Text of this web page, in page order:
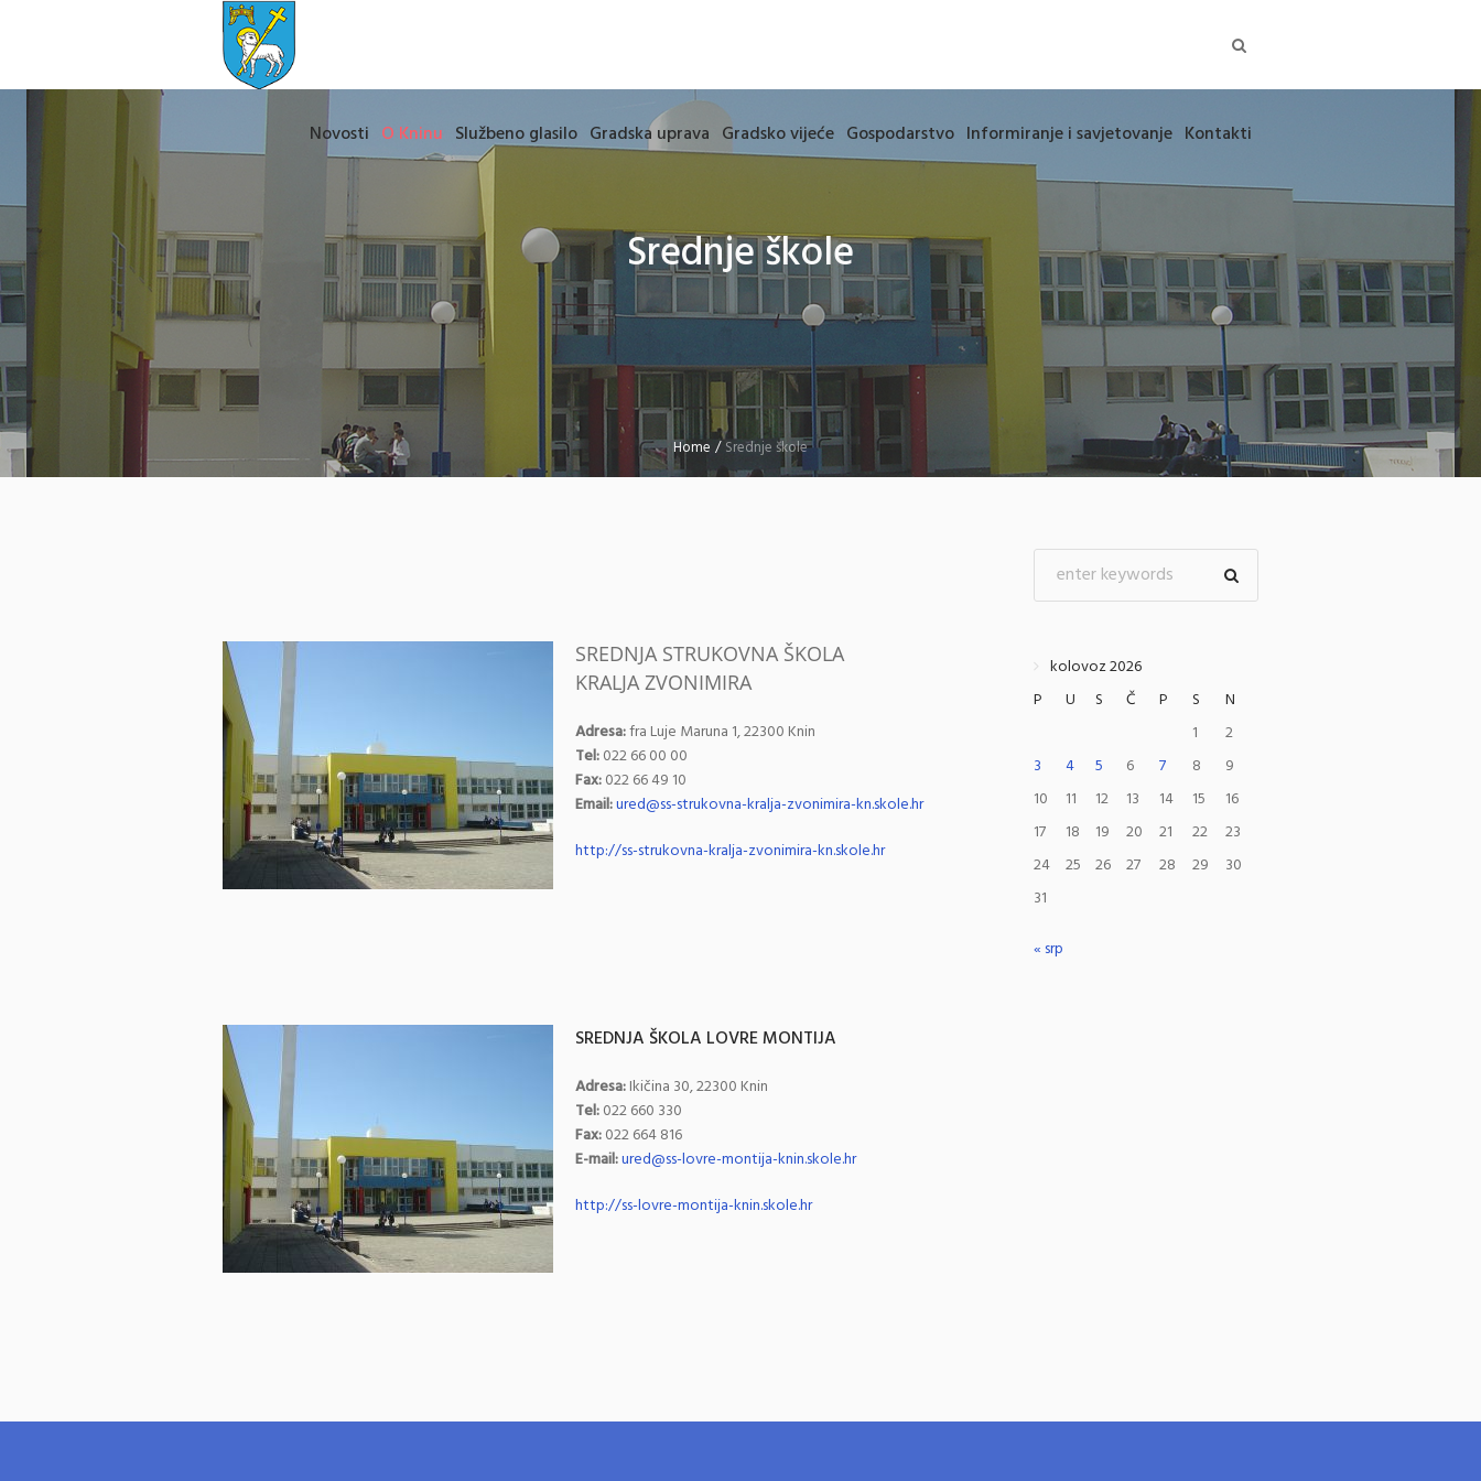
Novosti O Kninu Službeno glasilo Gradska uprava Gradsko vijeće Gospodarstvo Informiranje i savjetovanje Kontakti
Srednje škole
Home /Srednje škole
SREDNJA STRUKOVNA ŠKOLA
KRALJA ZVONIMIRA
Adresa:fra Luje Maruna 1, 22300 Knin
Tel:022 66 00 00
Fax:022 66 49 10
Email:ured@ss-strukovna-kralja-zvonimira-kn.skole.hr
http://ss-strukovna-kralja-zvonimira-kn.skole.hr
SREDNJA ŠKOLA LOVRE MONTIJA
Adresa:Ikičina 30, 22300 Knin
Tel:022 660 330
Fax:022 664 816
E-mail:ured@ss-lovre-montija-knin.skole.hr
http://ss-lovre-montija-knin.skole.hr
kolovoz 2026
P
U S Č P S
N
1
2
3
4 5 6 7 8
9
10
11 12 13 14 15
16
17
18 19 20 21 22
23
24
25 26 27 28 29
30
31
« srp